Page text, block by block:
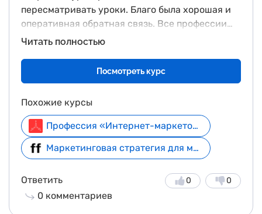
пересматривать уроки. Благо была хорошая и
оперативная обратная связь. Все профессии
разобранные в рамках программы я конечно не
оптимизации и контекстной рекламе. На
сегодня зарабатываю 80000 в месяц. Меня
Читать полностью
Посмотреть курс
Похожие курсы
Профессия «Интернет-маркетолог»
Маркетинговая стратегия для модного бренда
Ответить
0 комментариев
0
0